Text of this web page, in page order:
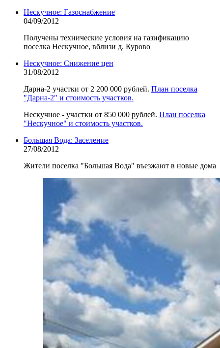
Нескучное: Газоснабжение
04/09/2012
Получены технические условия на газификацию
поселка Нескучное, вблизи д. Курово
Нескучное: Снижение цен
31/08/2012
Дарна-2 участки от 2 200 000 рублей. План поселка
"Дарна-2" и стоимость участков.
Нескучное - участки от 850 000 рублей. План поселка
"Нескучное" и стоимость участков.
Большая Вода: Заселение
27/08/2012
Жители поселка "Большая Вода" въезжают в новые дома